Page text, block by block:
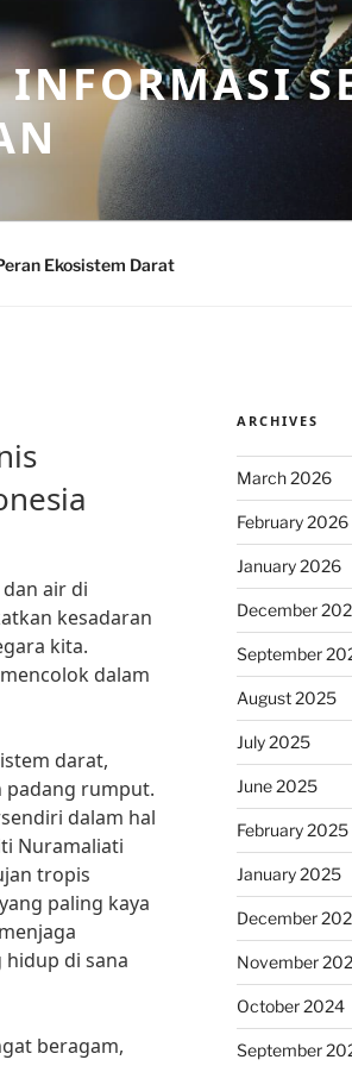
INFORMASI
Ekosistem Darat
air di
kesadaran
kita.
dalam
darat,
padang rumput.
dalam hal
Nuramaliati
tropis
paling kaya
hidup di sana
beragam,
ARCHIVES
March 2026
February 2026
January 2026
December
September
August 2025
July 2025
June 2025
February 2025
January 2025
December
November
October 2024
September